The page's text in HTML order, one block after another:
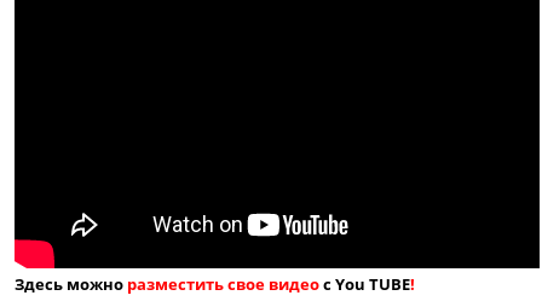
Здесь можно разместить свое видеос You TUBE!